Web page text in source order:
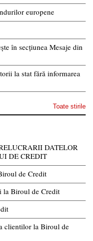
europene
în secțiunea Mesaje din
la stat fără informarea
Toate stirile
DATELOR
DE CREDIT
de Credit
la Biroul de Credit
clientilor la Biroul de